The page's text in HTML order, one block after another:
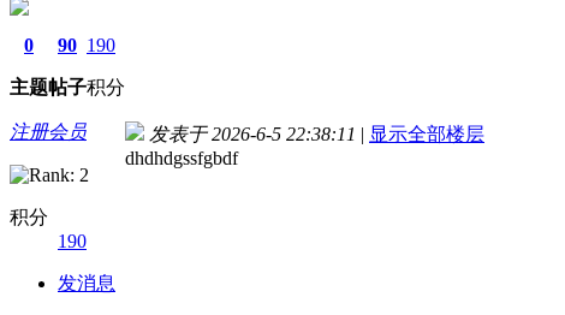
0
主题
90
帖子
190
积分
注册会员
积分
190
发消息
发表于 2026-6-5 22:38:11 | 显示全部楼层
dhdhdgssfgbdf